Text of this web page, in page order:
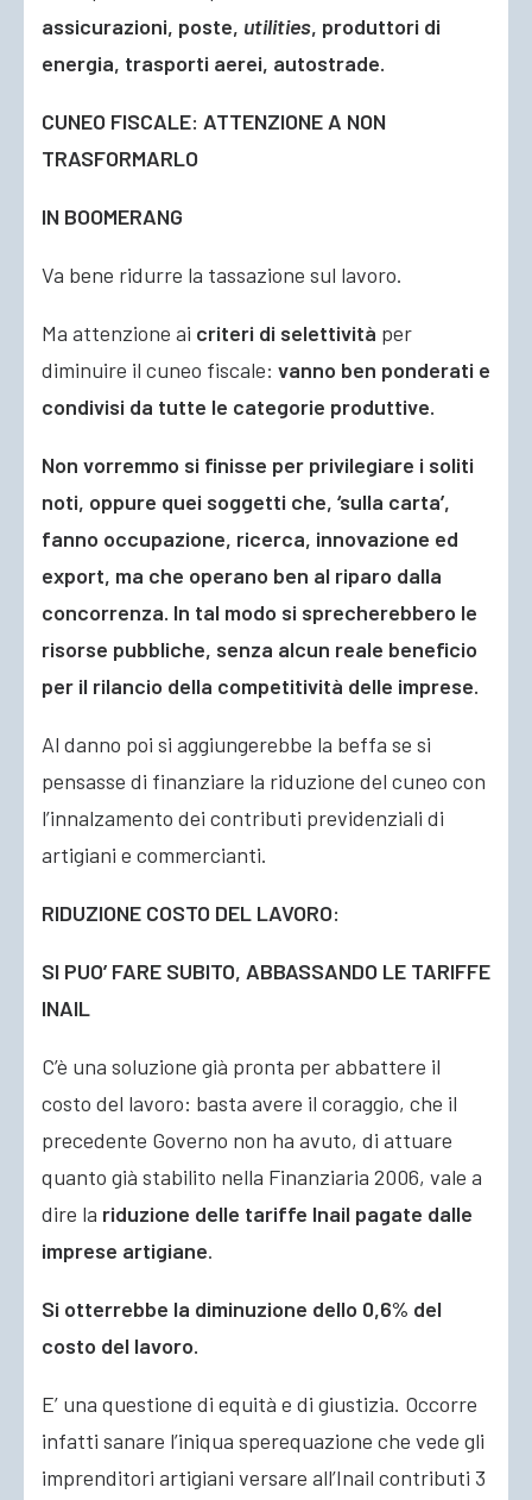
assicurazioni, poste, utilities, produttori di
energia, trasporti aerei, autostrade.
CUNEO FISCALE: ATTENZIONE A NON
TRASFORMARLO
IN BOOMERANG
Va bene ridurre la tassazione sul lavoro.
Ma attenzione ai criteri di selettività per
diminuire il cuneo fiscale: vanno ben ponderati e
condivisi da tutte le categorie produttive.
Non vorremmo si finisse per privilegiare i soliti
noti, oppure quei soggetti che, ‘sulla carta’,
fanno occupazione, ricerca, innovazione ed
export, ma che operano ben al riparo dalla
concorrenza. In tal modo si sprecherebbero le
risorse pubbliche, senza alcun reale beneficio
per il rilancio della competitività delle imprese.
Al danno poi si aggiungerebbe la beffa se si
pensasse di finanziare la riduzione del cuneo con
l’innalzamento dei contributi previdenziali di
artigiani e commercianti.
RIDUZIONE COSTO DEL LAVORO:
SI PUO’ FARE SUBITO, ABBASSANDO LE TARIFFE
INAIL
C’è una soluzione già pronta per abbattere il
costo del lavoro: basta avere il coraggio, che il
precedente Governo non ha avuto, di attuare
quanto già stabilito nella Finanziaria 2006, vale a
dire la riduzione delle tariffe Inail pagate dalle
imprese artigiane.
Si otterrebbe la diminuzione dello 0,6% del
costo del lavoro.
E’ una questione di equità e di giustizia. Occorre
infatti sanare l’iniqua sperequazione che vede gli
imprenditori artigiani versare all’Inail contributi 3